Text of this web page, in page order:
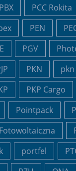
PBX PCC Rokita
PEN
PGV
PKN
PKP Cargo
Pointpack
portfel